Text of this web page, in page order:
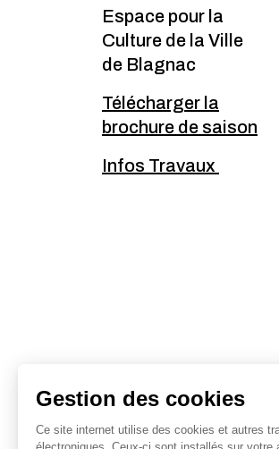
Espace pour la
Culture de la Ville
de Blagnac
Télécharger la
brochure de saison
Infos Travaux